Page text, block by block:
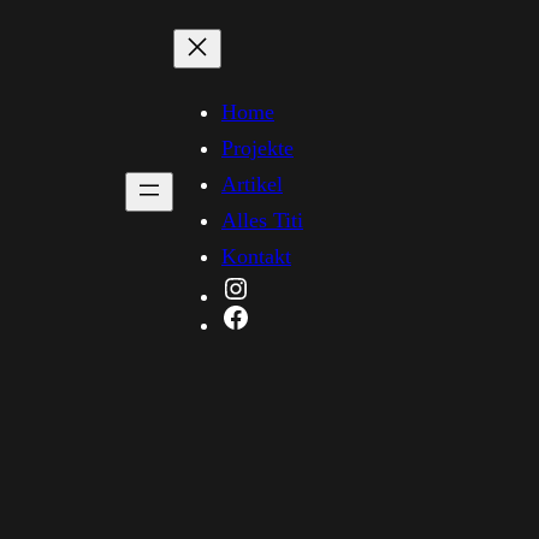
Home
Projekte
Artikel
Alles Titi
Kontakt
Instagram
Facebook